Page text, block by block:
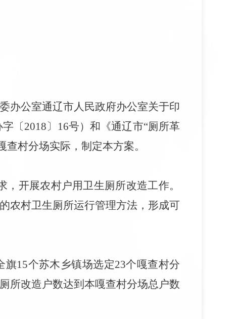
办公室通辽市人民政府办公室关于印
〔2018〕16号）和《通辽市“厕所革
村分场实际，制定本方案。
，开展农村户用卫生厕所改造工作。
农村卫生厕所运行管理方法，形成可
15个苏木乡镇场选定23个嘎查村分
所改造户数达到本嘎查村分场总户数